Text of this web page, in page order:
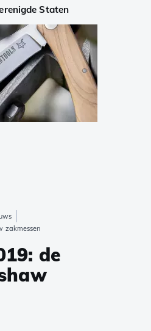
Staten
zakmessen
de